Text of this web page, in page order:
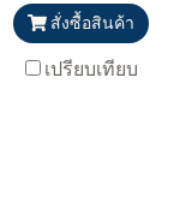
สั่งซื้อสินค้า
เปรียบเทียบ